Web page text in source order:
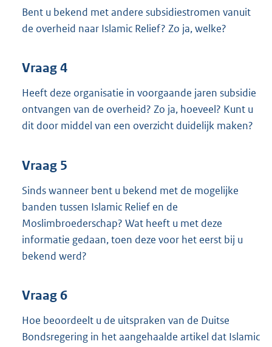
Bent u bekend met andere subsidiestromen vanuit
de overheid naar Islamic Relief? Zo ja, welke?
Vraag 4
Heeft deze organisatie in voorgaande jaren subsidie
ontvangen van de overheid? Zo ja, hoeveel? Kunt u
dit door middel van een overzicht duidelijk maken?
Vraag 5
Sinds wanneer bent u bekend met de mogelijke
banden tussen Islamic Relief en de
Moslimbroederschap? Wat heeft u met deze
informatie gedaan, toen deze voor het eerst bij u
bekend werd?
Vraag 6
Hoe beoordeelt u de uitspraken van de Duitse
Bondsregering in het aangehaalde artikel dat Islamic